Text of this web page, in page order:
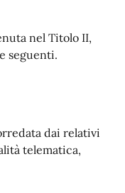
nel Titolo II,
seguenti.
dai relativi
telematica,